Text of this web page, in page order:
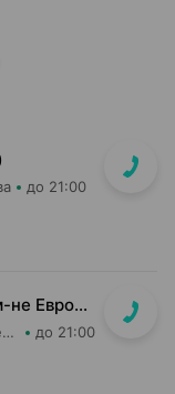
до 21:00
ул. Есенина, д. 76-1 (ТЦ Maximus, в м-не Евроопт Super)
АстраФарма Кладовая здоровья ООО Аптека №9 до 21:00